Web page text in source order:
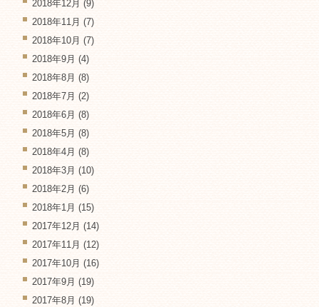
2018年12月 (9)
2018年11月 (7)
2018年10月 (7)
2018年9月 (4)
2018年8月 (8)
2018年7月 (2)
2018年6月 (8)
2018年5月 (8)
2018年4月 (8)
2018年3月 (10)
2018年2月 (6)
2018年1月 (15)
2017年12月 (14)
2017年11月 (12)
2017年10月 (16)
2017年9月 (19)
2017年8月 (19)